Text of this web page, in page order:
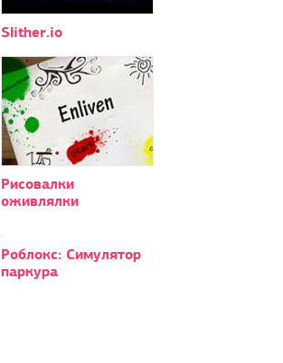
Slither.io
Рисовалки
оживлялки
Роблокс: Симулятор
паркура